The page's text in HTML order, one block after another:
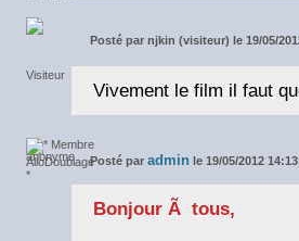
Posté par njkin (visiteur) le 19/05/
Vivement le film il faut
Posté par admin le 19/05/2012
Bonjour Ã tous,